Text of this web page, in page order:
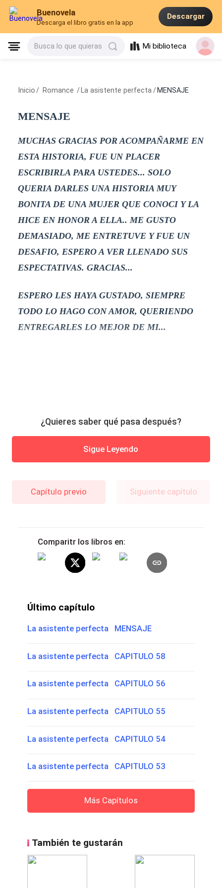
Buenovela
Descarga el libro gratis en la app
Descargar
Busca lo que quieras Mi biblioteca
Inicio / Romance / La asistente perfecta / MENSAJE
MENSAJE
MUCHAS GRACIAS POR ACOMPAÑARME EN
ESTA HISTORIA, FUE UN PLACER
ESCRIBIRLA PARA USTEDES... SOLO
QUERIA DARLES UNA HISTORIA MUY
BONITA DE UNA MUJER QUE CONOCI Y LA
HICE EN HONOR A ELLA.. ME GUSTO
DEMASIADO, ME ENTRETUVE Y FUE UN
DESAFIO, ESPERO A VER LLENADO SUS
ESPECTATIVAS. GRACIAS...
ESPERO LES HAYA GUSTADO, SIEMPRE
TODO LO HAGO CON AMOR, QUERIENDO
ENTREGARLES LO MEJOR DE MI...
¿Quieres saber qué pasa después?
Sigue Leyendo
Capítulo previo Siguiente capítulo
Comparitr los libros en:
Último capítulo
La asistente perfecta MENSAJE
La asistente perfecta CAPITULO 58
La asistente perfecta CAPITULO 56
La asistente perfecta CAPITULO 55
La asistente perfecta CAPITULO 54
La asistente perfecta CAPITULO 53
Más Capítulos
También te gustarán